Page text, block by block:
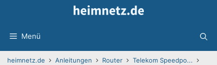
Menü
heimnetz.de Anleitungen Router
Telekom Speedpo...